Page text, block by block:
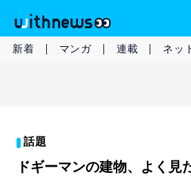
新着 マンガ 連載 ネッ
話題
ドギーマンの建物、よく